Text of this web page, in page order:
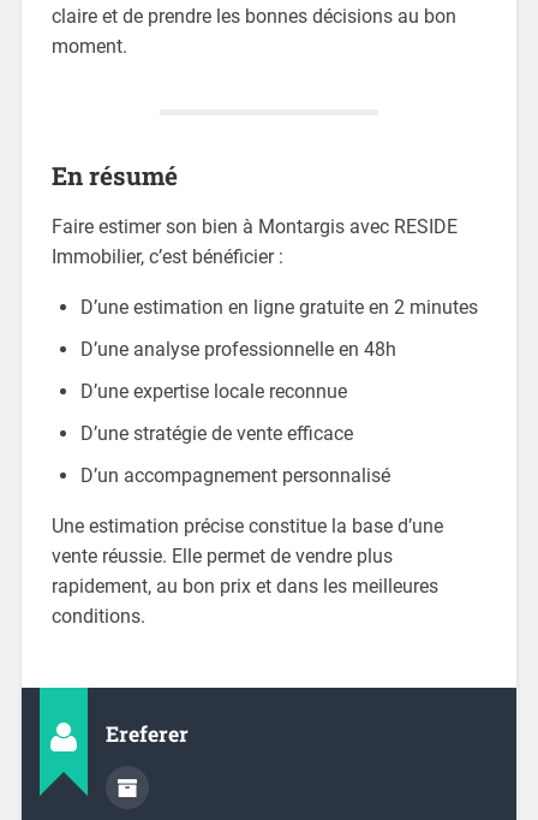
claire et de prendre les bonnes décisions au bon
moment.
En résumé
Faire estimer son bien à Montargis avec RESIDE
Immobilier, c’est bénéficier :
D’une estimation en ligne gratuite en 2 minutes
D’une analyse professionnelle en 48h
D’une expertise locale reconnue
D’une stratégie de vente efficace
D’un accompagnement personnalisé
Une estimation précise constitue la base d’une
vente réussie. Elle permet de vendre plus
rapidement, au bon prix et dans les meilleures
conditions.
Ereferer